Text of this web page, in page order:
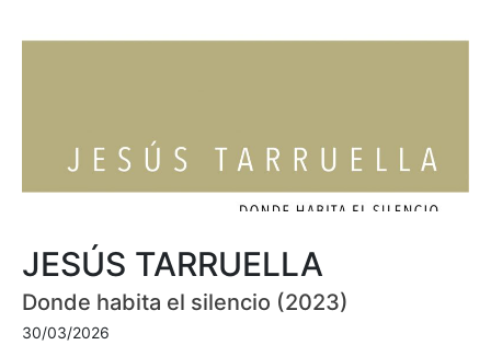
JESÚS TARRUELLA
Donde habita el silencio (2023)
30/03/2026